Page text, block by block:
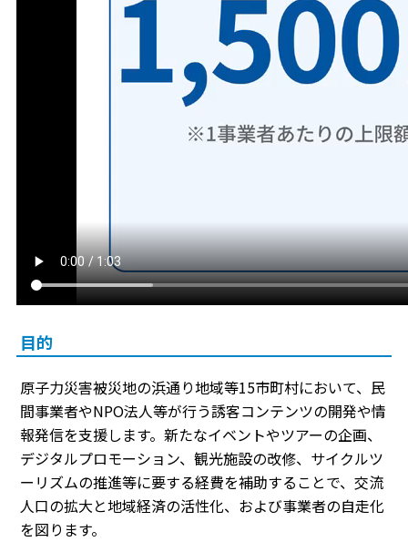
目的
原子力災害被災地の浜通り地域等15市町村において、民
間事業者やNPO法人等が行う誘客コンテンツの開発や情
報発信を支援します。新たなイベントやツアーの企画、
デジタルプロモーション、観光施設の改修、サイクルツ
ーリズムの推進等に要する経費を補助することで、交流
人口の拡大と地域経済の活性化、および事業者の自走化
を図ります。